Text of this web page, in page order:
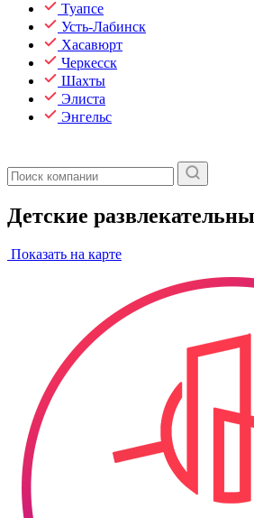
Туапсе
Усть-Лабинск
Хасавюрт
Черкесск
Шахты
Элиста
Энгельс
Детские
Показать на карте